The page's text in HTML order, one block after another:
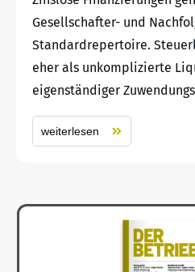
Gesellschafter- und
Standardrepertoire.
eher als unkomplizierte
eigenständiger
weiterlesen